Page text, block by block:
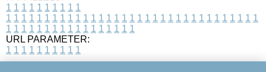
1 1 1 1 1 1 1 1 1 1
1 1 1 1 1 1 1 1 1 1 1 1 1 1 1 1 1 1 1 1 1 1 1 1 1 1 1 1 1 1 1 1 1
1 1 1 1 1 1 1 1 1 1 1 1 1 1 1 1 1
URL PARAMETER:
1 1 1 1 1 1 1 1 1 1